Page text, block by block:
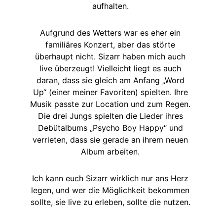
aufhalten.
Aufgrund des Wetters war es eher ein
familiäres Konzert, aber das störte
überhaupt nicht. Sizarr haben mich auch
live überzeugt! Vielleicht liegt es auch
daran, dass sie gleich am Anfang „Word
Up“ (einer meiner Favoriten) spielten. Ihre
Musik passte zur Location und zum Regen.
Die drei Jungs spielten die Lieder ihres
Debütalbums „Psycho Boy Happy“ und
verrieten, dass sie gerade an ihrem neuen
Album arbeiten.
Ich kann euch Sizarr wirklich nur ans Herz
legen, und wer die Möglichkeit bekommen
sollte, sie live zu erleben, sollte die nutzen.